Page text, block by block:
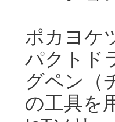
ポカヨケ
パクトド
グペン（
の工具を